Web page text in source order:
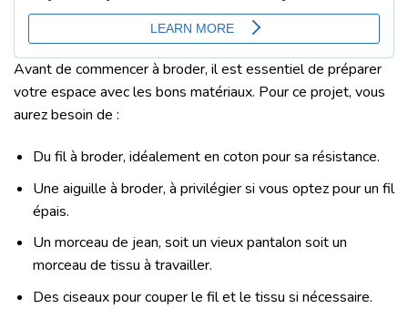
Avant de commencer à broder, il est essentiel de préparer
votre espace avec les bons matériaux. Pour ce projet, vous
aurez besoin de :
Du fil à broder, idéalement en coton pour sa résistance.
Une aiguille à broder, à privilégier si vous optez pour un fil
épais.
Un morceau de jean, soit un vieux pantalon soit un
morceau de tissu à travailler.
Des ciseaux pour couper le fil et le tissu si nécessaire.